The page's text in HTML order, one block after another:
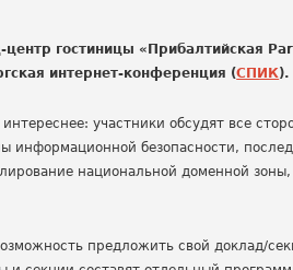
гостиницы «Прибалтийская
интернет-конференция (СПИК).
участники обсудят все
информационной безопасности,
национальной доменной зоны,
предложить свой доклад/